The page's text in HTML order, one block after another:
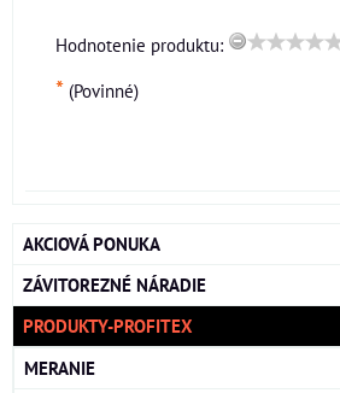
Hodnotenie produktu:
* (Povinné)
AKCIOVÁ PONUKA
ZÁVITOREZNÉ NÁRADIE
PRODUKTY-PROFITEX
MERANIE